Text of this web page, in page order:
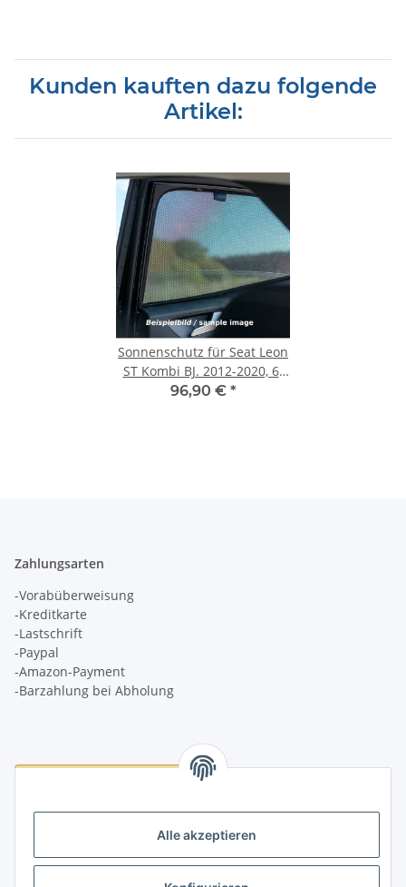
Alle akzeptieren
Kunden kauften dazu folgende
Artikel:
Sonnenschutz für Seat Leon
ST Kombi BJ. 2012-2020, 6-
teilig
96,90 € *
Zahlungsarten
-Vorabüberweisung
-Kreditkarte
-Lastschrift
-Paypal
-Amazon-Payment
-Barzahlung bei Abholung